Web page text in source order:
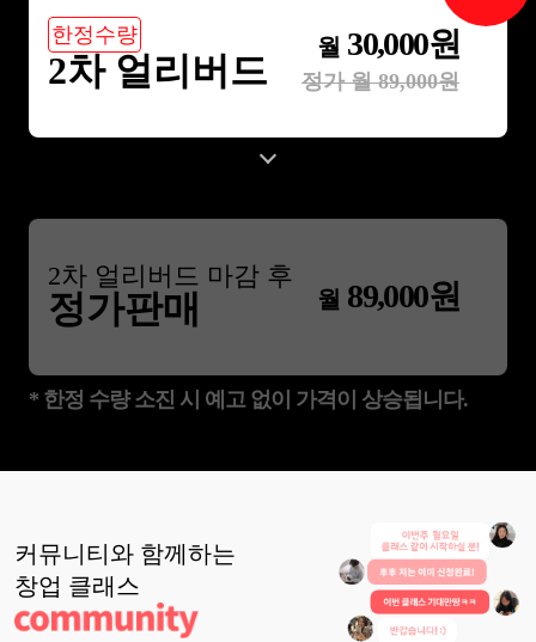
한정수량
2차 얼리버드
월 30,000원
정가 월89,000원
2차 얼리버드 마감 후
정가판매 월 89,000원
* 한정 수량 소진 시 예고 없이 가격이 상승됩니다.
커뮤니티와 함께하는
창업 클래스